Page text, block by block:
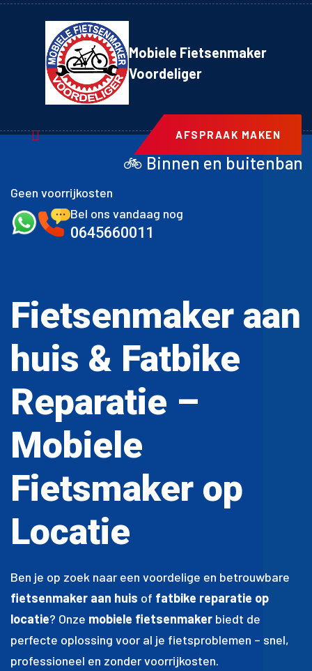
Mobiele Fietsenmaker
Voordeliger
AFSPRAAK MAKEN
en buitenband achter inclusief
Geen voorrijkosten
Bel ons vandaag nog
0645660011
Fietsenmaker aan
huis & Fatbike
Reparatie –
Mobiele
Fietsmaker op
Locatie
Ben je op zoek naar een voordelige en betrouwbare
fietsenmaker aan huis of fatbike reparatie op
locatie? Onze mobiele fietsenmaker biedt de
perfecte oplossing voor al je fietsproblemen – snel,
professioneel en zonder voorrijkosten.